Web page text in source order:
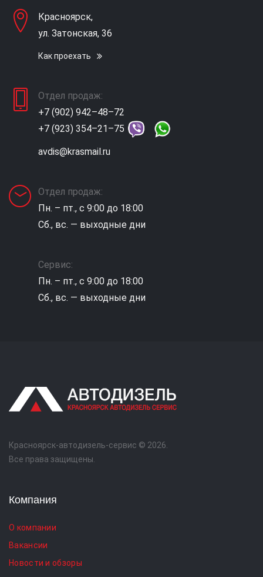
Красноярск,
ул. Затонская, 36
Как проехать
Отдел продаж:
+7 (902) 942–48–72
+7 (923) 354–21–75
avdis@krasmail.ru
Отдел продаж:
Пн. – пт., с 9:00 до 18:00
Сб., вс. — выходные дни
Сервис:
Пн. – пт., с 9:00 до 18:00
Сб., вс. — выходные дни
Красноярск-автодизель-сервис © 2026.
Все права защищены.
Компания
О компании
Вакансии
Новости и обзоры